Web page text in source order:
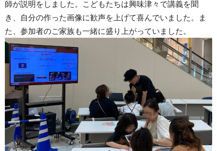
師が説明をしました。こどもたちは興味津々で講義を聞
き、自分の作った画像に歓声を上げて喜んでいました。ま
た、参加者のご家族も一緒に盛り上がっていました。